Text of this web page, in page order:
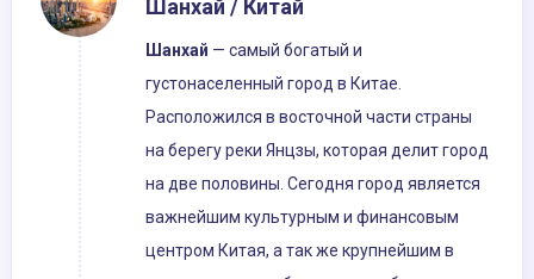
Шанхай / Китай
Шанхай — самый богатый и
густонаселенный город в Китае.
Расположился в восточной части страны
на берегу реки Янцзы, которая делит город
на две половины. Сегодня город является
важнейшим культурным и финансовым
центром Китая, а так же крупнейшим в